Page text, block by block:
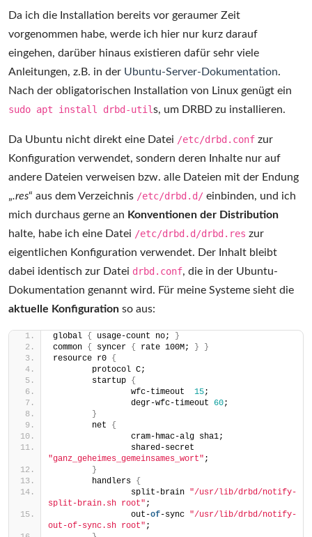
Da ich die Installation bereits vor geraumer Zeit
vorgenommen habe, werde ich hier nur kurz darauf
eingehen, darüber hinaus existieren dafür sehr viele
Anleitungen, z.B. in der Ubuntu-Server-Dokumentation.
Nach der obligatorischen Installation von Linux genügt ein
sudo apt install drbd-utils, um DRBD zu installieren.
Da Ubuntu nicht direkt eine Datei /etc/drbd.conf zur
Konfiguration verwendet, sondern deren Inhalte nur auf
andere Dateien verweisen bzw. alle Dateien mit der Endung
„.res“ aus dem Verzeichnis /etc/drbd.d/ einbinden, und ich
mich durchaus gerne an Konventionen der Distribution
halte, habe ich eine Datei /etc/drbd.d/drbd.res zur
eigentlichen Konfiguration verwendet. Der Inhalt bleibt
dabei identisch zur Datei drbd.conf, die in der Ubuntu-
Dokumentation genannt wird. Für meine Systeme sieht die
aktuelle Konfiguration so aus:
global { usage-count no;
}
common { syncer { rate 100M; }
}
resource r0 {
        protocol C;
        startup
{
                wfc-timeout
15;
                degr-wfc-timeout
60;
}
        net
{
                cram-hmac-alg sha1;
"ganz_geheimes_gemeinsames_wort" ;
}
        handlers
{
                split-brain
"/usr/lib/drbd/notify-
split-brain.sh root" ;
                out-
of-sync "/usr/lib/drbd/notify-
out-of-sync.sh root" ;